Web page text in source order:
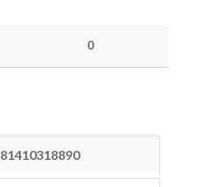
0
81410318890